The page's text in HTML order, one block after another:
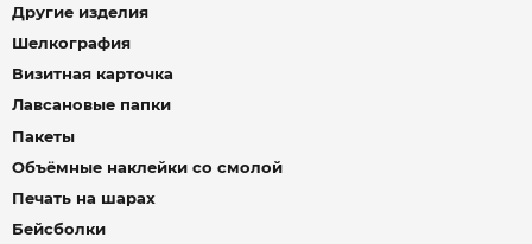
Другие изделия
Шелкография
Визитная карточка
Лавсановые папки
Пакеты
Объёмные наклейки со смолой
Печать на шарах
Бейсболки